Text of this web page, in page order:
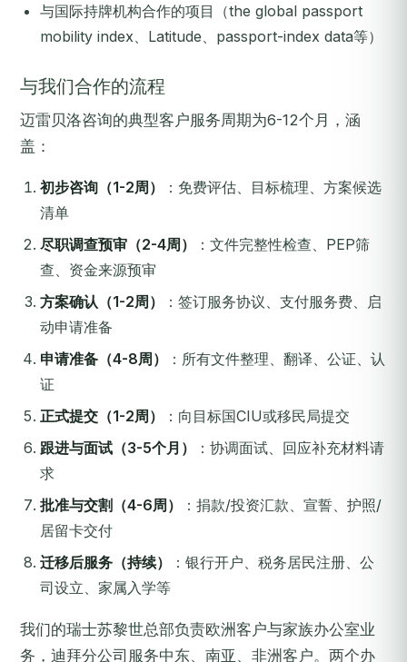
与国际持牌机构合作的项目（the global passport
mobility index、Latitude、passport-index data等）
与我们合作的流程
迈雷贝洛咨询的典型客户服务周期为6-12个月，涵
盖：
初步咨询（1-2周）
：免费评估、目标梳理、方案候选
清单
尽职调查预审（2-4周）
：文件完整性检查、PEP筛
查、资金来源预审
方案确认（1-2周）
：签订服务协议、支付服务费、启
动申请准备
申请准备（4-8周）
：所有文件整理、翻译、公证、认
证
正式提交（1-2周）
：向目标国CIU或移民局提交
跟进与面试（3-5个月）
：协调面试、回应补充材料请
求
批准与交割（4-6周）
：捐款/投资汇款、宣誓、护照/
居留卡交付
迁移后服务（持续）
：银行开户、税务居民注册、公
司设立、家属入学等
我们的瑞士苏黎世总部负责欧洲客户与家族办公室业
务，迪拜分公司服务中东、南亚、非洲客户。两个办